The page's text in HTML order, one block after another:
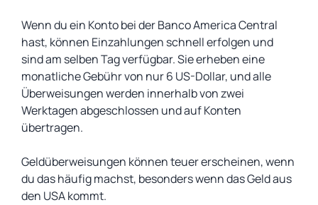
Wenn du ein Konto bei der Banco America Central
hast, können Einzahlungen schnell erfolgen und
sind am selben Tag verfügbar. Sie erheben eine
monatliche Gebühr von nur 6 US-Dollar, und alle
Überweisungen werden innerhalb von zwei
Werktagen abgeschlossen und auf Konten
übertragen.
Geldüberweisungen können teuer erscheinen, wenn
du das häufig machst, besonders wenn das Geld aus
den USA kommt.